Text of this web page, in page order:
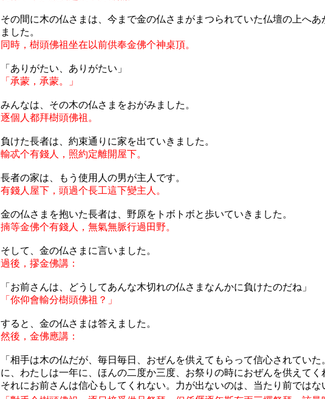
その間に木の仏さまは、今まで金の仏さまがまつられていた仏壇の上へあ
ました。
同時，樹頭佛祖坐在以前供奉金佛个神桌頂。
「ありがたい、ありがたい」
「承蒙，承蒙。」
みんなは、その木の仏さまをおがみました。
逐個人都拜樹頭佛祖。
負けた長者は、約束通りに家を出ていきました。
輸忒个有錢人，照約定離開屋下。
長者の家は、もう使用人の男が主人です。
有錢人屋下，頭過个長工這下變主人。
金の仏さまを抱いた長者は、野原をトボトボと歩いていきました。
揇等金佛个有錢人，無氣無脈行過田野。
そして、金の仏さまに言いました。
過後，摎金佛講：
「お前さんは、どうしてあんな木切れの仏さまなんかに負けたのだね」
「你仰會輸分樹頭佛祖？」
すると、金の仏さまは答えました。
然後，金佛應講：
「相手は木の仏だが、毎日毎日、おぜんを供えてもらって信心されていた
に、わたしは一年に、ほんの二度か三度、お祭りの時におぜんを供えてく
それにお前さんは信心もしてくれない。力が出ないのは、当たり前ではな